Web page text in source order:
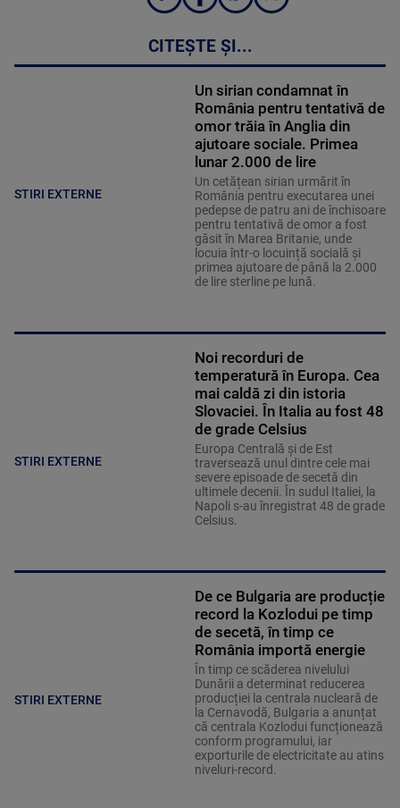
CITEȘTE ȘI...
STIRI EXTERNE
Un sirian condamnat în
România pentru tentativă de
omor trăia în Anglia din
ajutoare sociale. Primea
lunar 2.000 de lire
Un cetățean sirian urmărit în
România pentru executarea unei
pedepse de patru ani de închisoare
pentru tentativă de omor a fost
găsit în Marea Britanie, unde
locuia într-o locuință socială și
primea ajutoare de până la 2.000
de lire sterline pe lună.
STIRI EXTERNE
Noi recorduri de
temperatură în Europa. Cea
mai caldă zi din istoria
Slovaciei. În Italia au fost 48
de grade Celsius
Europa Centrală și de Est
traversează unul dintre cele mai
severe episoade de secetă din
ultimele decenii. În sudul Italiei, la
Napoli s-au înregistrat 48 de grade
Celsius.
STIRI EXTERNE
De ce Bulgaria are producție
record la Kozlodui pe timp
de secetă, în timp ce
România importă energie
În timp ce scăderea nivelului
Dunării a determinat reducerea
producției la centrala nucleară de
la Cernavodă, Bulgaria a anunțat
că centrala Kozlodui funcționează
conform programului, iar
exporturile de electricitate au atins
niveluri-record.